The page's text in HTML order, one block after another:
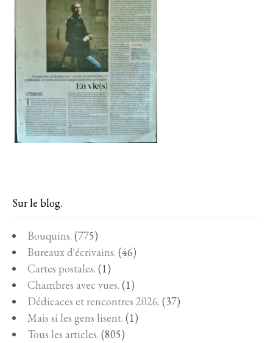
Sur le blog.
Bouquins. (775)
Bureaux d'écrivains. (46)
Cartes postales. (1)
Chambres avec vues. (1)
Dédicaces et rencontres 2026. (37)
Mais si les gens lisent. (1)
Tous les articles. (805)